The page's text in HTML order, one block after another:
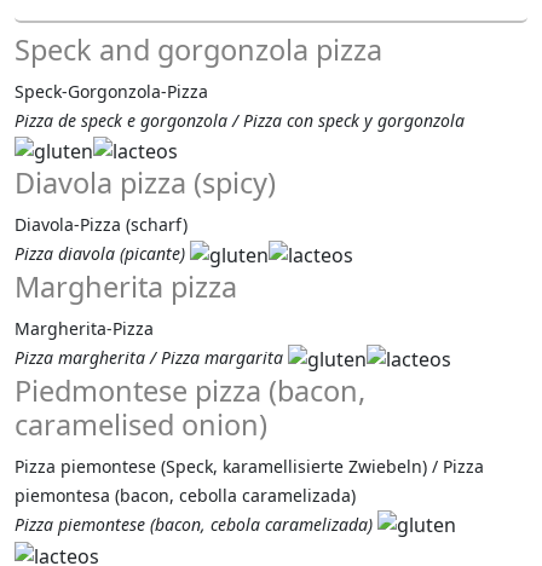
Speck and gorgonzola pizza
Speck-Gorgonzola-Pizza
Pizza de speck e gorgonzola / Pizza con speck y gorgonzola
Diavola pizza (spicy)
Diavola-Pizza (scharf)
Pizza diavola (picante)
Margherita pizza
Margherita-Pizza
Pizza margherita / Pizza margarita
Piedmontese pizza (bacon,
caramelised onion)
Pizza piemontese (Speck, karamellisierte Zwiebeln) / Pizza
piemontesa (bacon, cebolla caramelizada)
Pizza piemontese (bacon, cebola caramelizada)